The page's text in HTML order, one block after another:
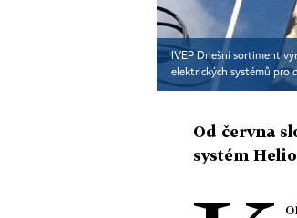
IVEP Dnešní sortiment
elektrických systémů pro
Od června
systém